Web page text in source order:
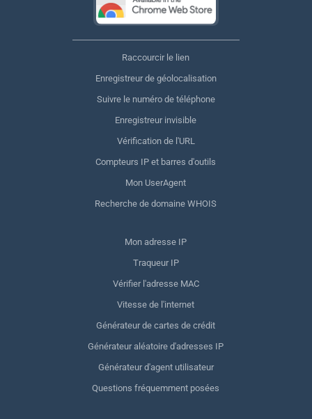
Raccourcir le lien
Enregistreur de géolocalisation
Suivre le numéro de téléphone
Enregistreur invisible
Vérification de l'URL
Compteurs IP et barres d'outils
Mon UserAgent
Recherche de domaine WHOIS
Mon adresse IP
Traqueur IP
Vérifier l'adresse MAC
Vitesse de l'internet
Générateur de cartes de crédit
Générateur aléatoire d'adresses IP
Générateur d'agent utilisateur
Questions fréquemment posées